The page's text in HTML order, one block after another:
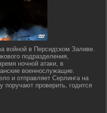
войной в Персидском Заливе.
подразделения,
ночной атаки, в
военнослужащие.
и отправляет Серлинга на
проверить, годится